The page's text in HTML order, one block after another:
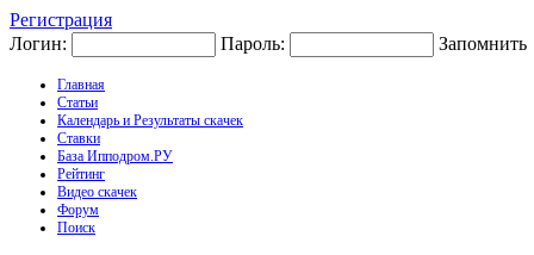
Регистрация
Логин:
Пароль: Запомнить
Главная
Статьи
Календарь и Результаты скачек
Ставки
База Ипподром.РУ
Рейтинг
Видео скачек
Форум
Поиск